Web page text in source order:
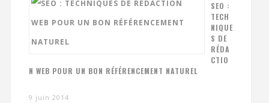
SEO :
TECH
NIQUE
S DE
RÉDA
CTIO
N WEB POUR UN BON RÉFÉRENCEMENT NATUREL
9 juin 2014